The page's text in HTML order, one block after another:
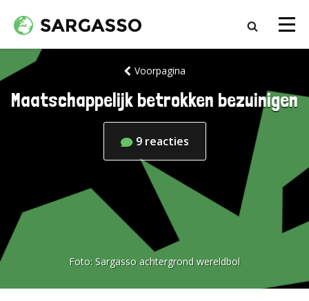
Voorpagina
Maatschappelijk betrokken bezuinigen
9 reacties
Foto: Sargasso achtergrond wereldbol